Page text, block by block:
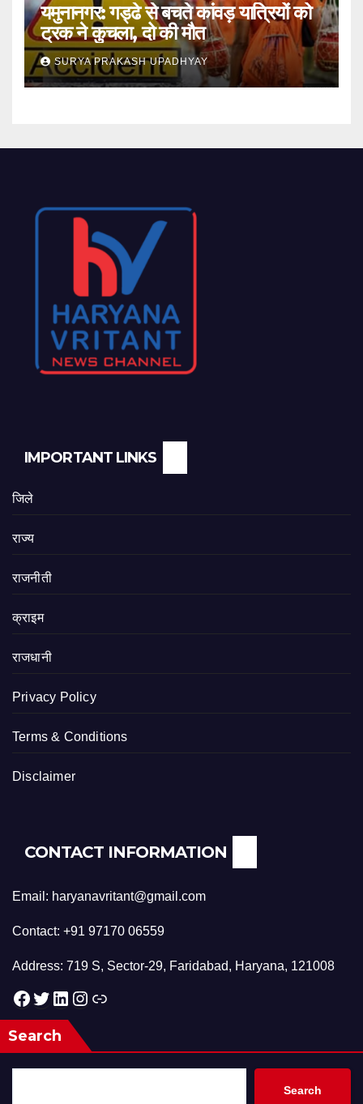
यमुनानगर: गड्ढे से बचते कांवड़ यात्रियों को
ट्रक ने कुचला, दो की मौत
SURYA PRAKASH UPADHYAY
IMPORTANT LINKS
जिले
राज्य
राजनीती
क्राइम
राजधानी
Privacy Policy
Terms & Conditions
Disclaimer
CONTACT INFORMATION
Email: haryanavritant@gmail.com
Contact: +91 97170 06559
Address: 719 S, Sector-29, Faridabad, Haryana, 121008
Facebook Twitter LinkedIn Instagram Link
Search
Search